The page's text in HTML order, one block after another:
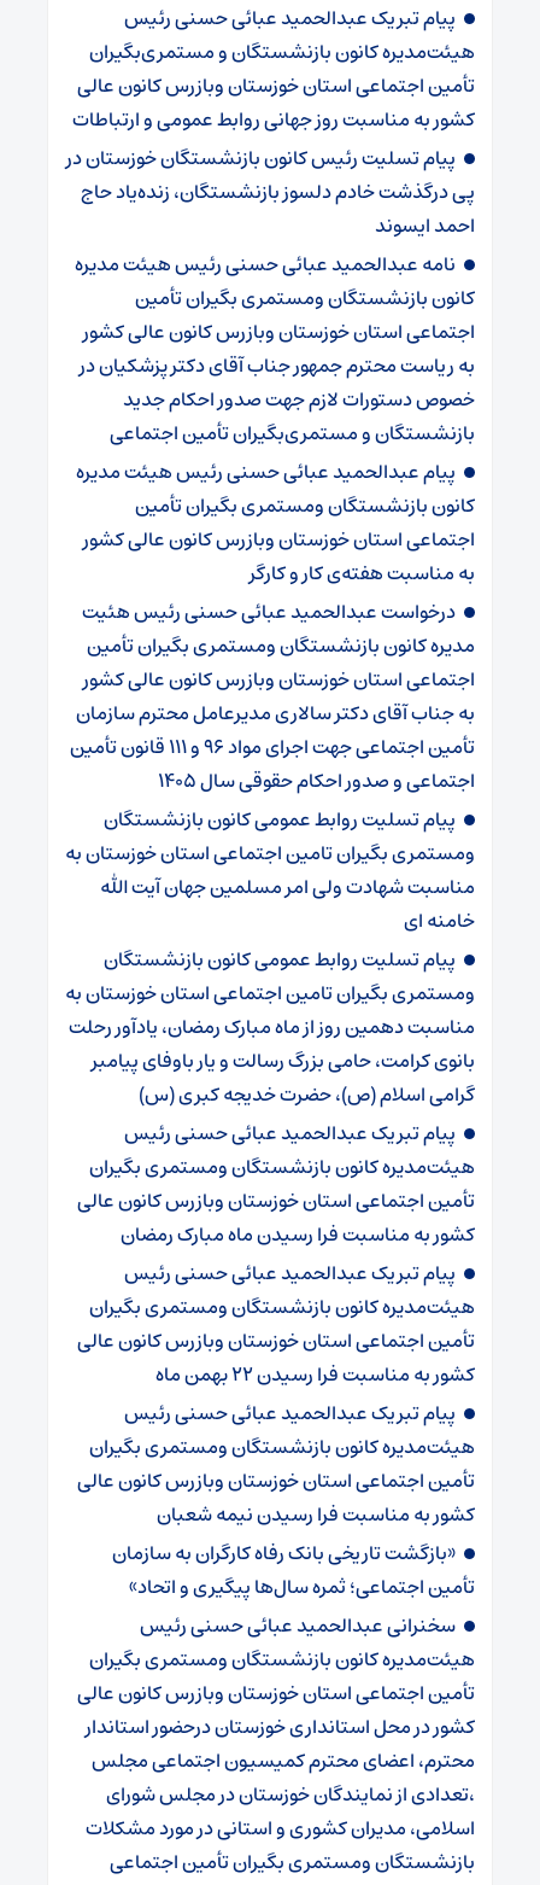
پیام تبریک عبدالحمید عبائی حسنی رئیس
هیئت‌مدیره کانون بازنشستگان و مستمری‌بگیران
تأمین اجتماعی استان خوزستان وبازرس کانون عالی
کشور به مناسبت روز جهانی روابط عمومی و ارتباطات
پیام تسلیت رئیس کانون بازنشستگان خوزستان در
پی درگذشت خادم دلسوز بازنشستگان، زنده‌یاد حاج
احمد ایسوند
نامه عبدالحمید عبائی حسنی رئیس هیئت مدیره
کانون بازنشستگان ومستمری بگیران تأمین
اجتماعی استان خوزستان وبازرس کانون عالی کشور
به ریاست محترم جمهور جناب آقای دکتر پزشکیان در
خصوص دستورات لازم جهت صدور احکام جدید
بازنشستگان و مستمری‌بگیران تأمین اجتماعی
پیام عبدالحمید عبائی حسنی رئیس هیئت مدیره
کانون بازنشستگان ومستمری بگیران تأمین
اجتماعی استان خوزستان وبازرس کانون عالی کشور
به مناسبت هفته‌ی کار و کارگر
درخواست عبدالحمید عبائی حسنی رئیس هئیت
مدیره کانون بازنشستگان ومستمری بگیران تأمین
اجتماعی استان خوزستان وبازرس کانون عالی کشور
به جناب آقای دکتر سالاری مدیرعامل محترم سازمان
تأمین اجتماعی جهت اجرای مواد ۹۶ و ۱۱۱ قانون تأمین
اجتماعی و صدور احکام حقوقی سال ۱۴۰۵
پیام تسلیت روابط عمومی کانون بازنشستگان
ومستمری بگیران تامین اجتماعی استان خوزستان به
مناسبت شهادت ولی امر مسلمین جهان آیت الله
خامنه ای
پیام تسلیت روابط عمومی کانون بازنشستگان
ومستمری بگیران تامین اجتماعی استان خوزستان به
مناسبت دهمین روز از ماه مبارک رمضان، یادآور رحلت
بانوی کرامت، حامی بزرگ رسالت و یار باوفای پیامبر
گرامی اسلام (ص)، حضرت خدیجه کبری (س)
پیام تبریک عبدالحمید عبائی حسنی رئیس
هیئت‌مدیره کانون بازنشستگان ومستمری بگیران
تأمین اجتماعی استان خوزستان وبازرس کانون عالی
کشور به مناسبت فرا رسیدن ماه مبارک رمضان
پیام تبریک عبدالحمید عبائی حسنی رئیس
هیئت‌مدیره کانون بازنشستگان ومستمری بگیران
تأمین اجتماعی استان خوزستان وبازرس کانون عالی
کشور به مناسبت فرا رسیدن ۲۲ بهمن ماه
پیام تبریک عبدالحمید عبائی حسنی رئیس
هیئت‌مدیره کانون بازنشستگان ومستمری بگیران
تأمین اجتماعی استان خوزستان وبازرس کانون عالی
کشور به مناسبت فرا رسیدن نیمه شعبان
«بازگشت تاریخی بانک رفاه کارگران به سازمان
تأمین اجتماعی؛ ثمره سال‌ها پیگیری و اتحاد»
سخنرانی عبدالحمید عبائی حسنی رئیس
هیئت‌مدیره کانون بازنشستگان ومستمری بگیران
تأمین اجتماعی استان خوزستان وبازرس کانون عالی
کشور در محل استانداری خوزستان درحضور استاندار
محترم، اعضای محترم کمیسیون اجتماعی مجلس
،تعدادی از نمایندگان خوزستان در مجلس شورای
اسلامی، مدیران کشوری و استانی در مورد مشکلات
بازنشستگان ومستمری بگیران تأمین اجتماعی